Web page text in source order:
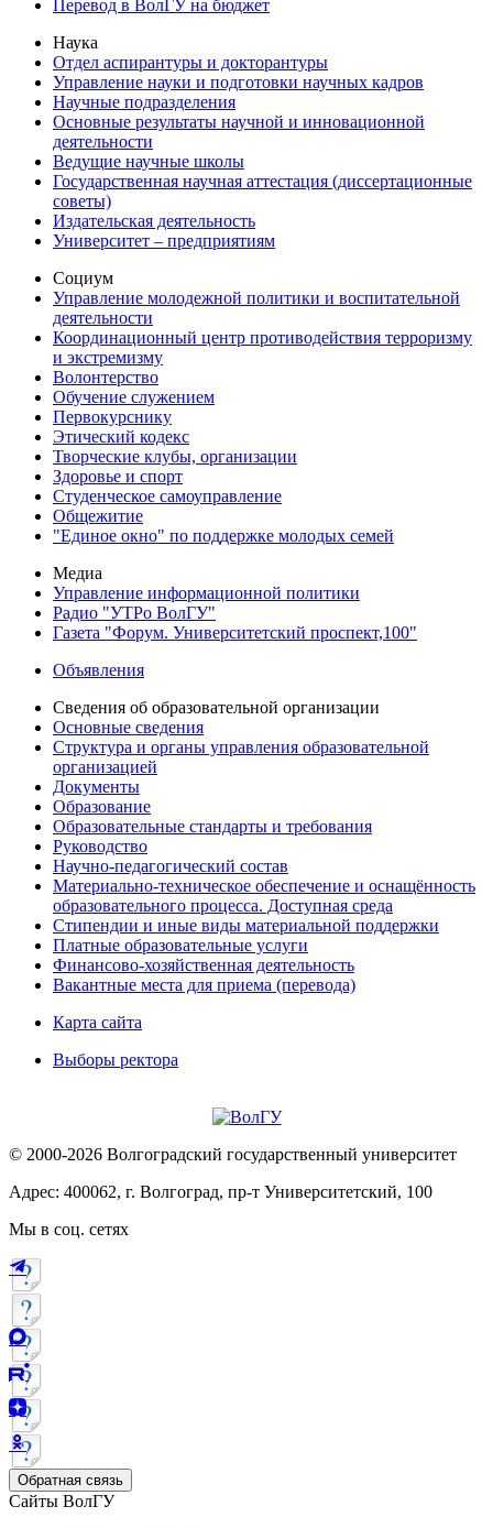
Перевод в ВолГУ на бюджет
Наука
Отдел аспирантуры и докторантуры
Управление науки и подготовки научных кадров
Научные подразделения
Основные результаты научной и инновационной
деятельности
Ведущие научные школы
Государственная научная аттестация (диссертационные
советы)
Издательская деятельность
Университет – предприятиям
Социум
Управление молодежной политики и воспитательной
деятельности
Координационный центр противодействия терроризму
и экстремизму
Волонтерство
Обучение служением
Первокурснику
Этический кодекс
Творческие клубы, организации
Здоровье и спорт
Студенческое самоуправление
Общежитие
"Единое окно" по поддержке молодых семей
Медиа
Управление информационной политики
Радио "УТРо ВолГУ"
Газета "Форум. Университетский проспект,100"
Объявления
Сведения об образовательной организации
Основные сведения
Структура и органы управления образовательной
организацией
Документы
Образование
Образовательные стандарты и требования
Руководство
Научно-педагогический состав
Материально-техническое обеспечение и оснащённость
образовательного процесса. Доступная среда
Стипендии и иные виды материальной поддержки
Платные образовательные услуги
Финансово-хозяйственная деятельность
Вакантные места для приема (перевода)
Карта сайта
Выборы ректора
© 2000-2026 Волгоградский государственный университет
Адрес: 400062, г. Волгоград, пр-т Университетский, 100
Мы в соц. сетях
Обратная связь
Сайты ВолГУ